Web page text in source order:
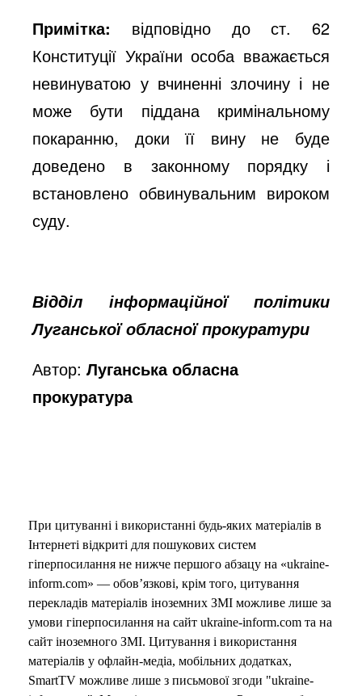
Примітка: відповідно до ст. 62
Конституції України особа вважається
невинуватою у вчиненні злочину і не
може бути піддана кримінальному
покаранню, доки її вину не буде
доведено в законному порядку і
встановлено обвинувальним вироком
суду.
Відділ інформаційної політики
Луганської обласної прокуратури
Автор:Луганська обласна
прокуратура
При цитуванні і використанні будь-яких матеріалів в
Інтернеті відкриті для пошукових систем
гіперпосилання не нижче першого абзацу на «ukraine-
inform.com» — обов’язкові, крім того, цитування
перекладів матеріалів іноземних ЗМІ можливе лише за
умови гіперпосилання на сайт ukraine-inform.com та на
сайт іноземного ЗМІ. Цитування і використання
матеріалів у офлайн-медіа, мобільних додатках,
SmartTV можливе лише з письмової згоди "ukraine-